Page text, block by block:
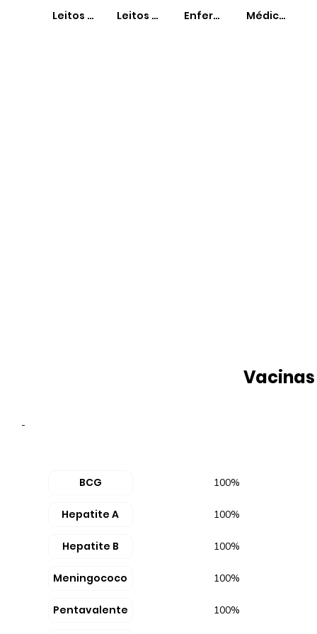
Leitos SUS Leitos Não-SUSEnfermeirosMédicos
Vacinas
-
BCG
Hepatite A
Hepatite B
Meningococo
Pentavalente
100%
100%
100%
100%
100%